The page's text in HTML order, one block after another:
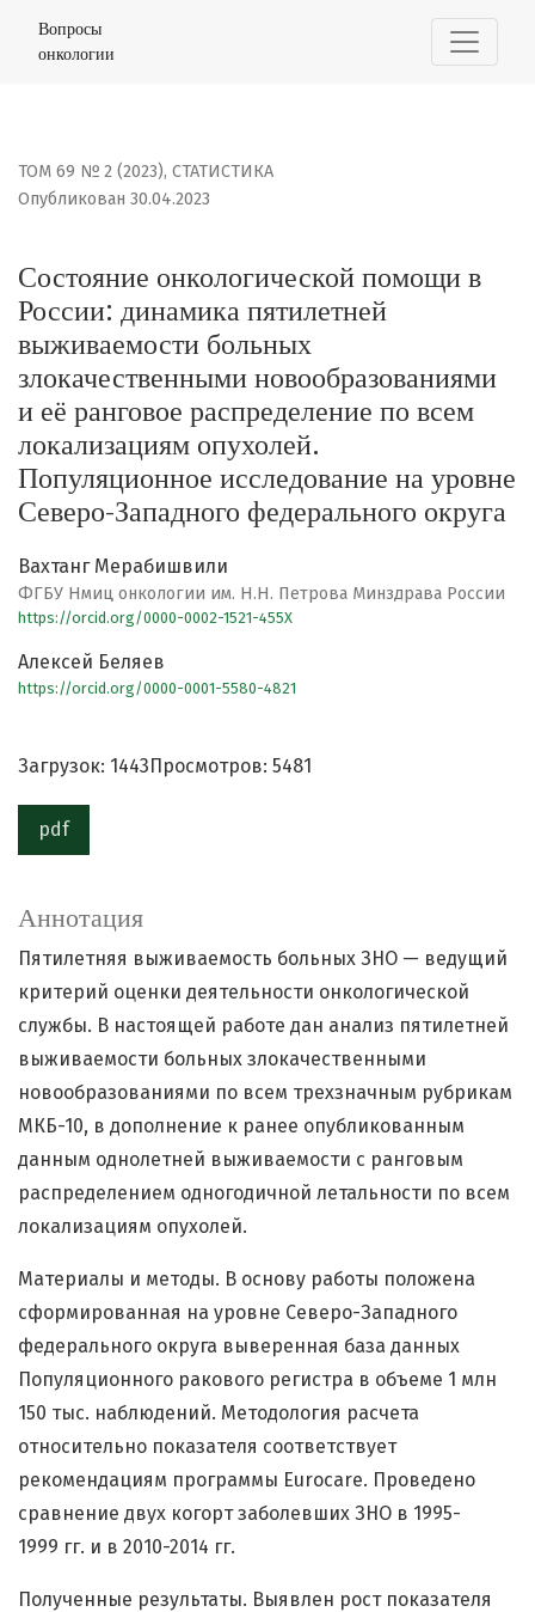
Состояние онкологической помощи в России:
Вопросы
онкологии
ТОМ 69 № 2 (2023), СТАТИСТИКА
Состояние онкологической помощи в
России: динамика пятилетней
выживаемости больных
злокачественными новообразованиями
и её ранговое распределение по всем
локализациям опухолей.
Популяционное исследование на уровне
Северо-Западного федерального округа
Опубликован 30.04.2023
Вахтанг Мерабишвили
ФГБУ Нмиц онкологии им. Н.Н. Петрова Минздрава России
https://orcid.org/0000-0002-1521-455X
Алексей Беляев
https://orcid.org/0000-0001-5580-4821
Загрузок: 1443 Просмотров: 5481
pdf
Аннотация
Пятилетняя выживаемость больных ЗНО — ведущий
критерий оценки деятельности онкологической
службы. В настоящей работе дан анализ пятилетней
выживаемости больных злокачественными
новообразованиями по всем трехзначным рубрикам
МКБ-10, в дополнение к ранее опубликованным
данным однолетней выживаемости с ранговым
распределением одногодичной летальности по всем
локализациям опухолей.
Материалы и методы. В основу работы положена
сформированная на уровне Северо-Западного
федерального округа выверенная база данных
Популяционного ракового регистра в объеме 1 млн
150 тыс. наблюдений. Методология расчета
относительно показателя соответствует
рекомендациям программы Eurocare. Проведено
сравнение двух когорт заболевших ЗНО в 1995-
1999 гг. и в 2010-2014 гг.
Полученные результаты. Выявлен рост показателя